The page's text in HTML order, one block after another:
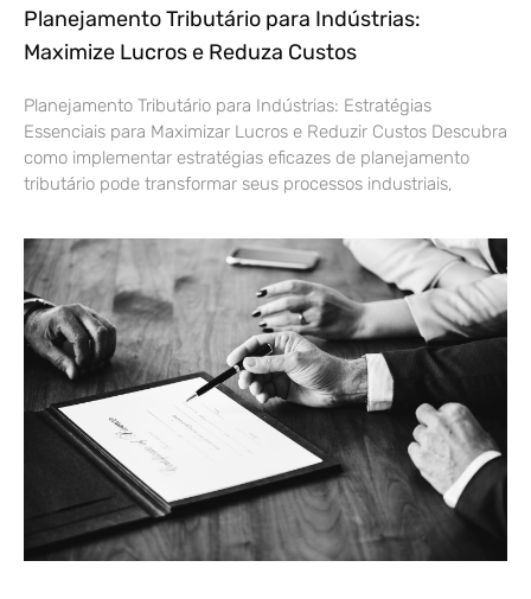
Planejamento Tributário para Indústrias:
Maximize Lucros e Reduza Custos
Planejamento Tributário para Indústrias: Estratégias
Essenciais para Maximizar Lucros e Reduzir Custos Descubra
como implementar estratégias eficazes de planejamento
tributário pode transformar seus processos industriais,